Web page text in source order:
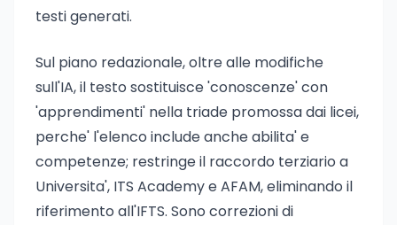
testi generati.
Sul piano redazionale, oltre alle modifiche
sull'IA, il testo sostituisce 'conoscenze' con
'apprendimenti' nella triade promossa dai licei,
perche' l'elenco include anche abilita' e
competenze; restringe il raccordo terziario a
Universita', ITS Academy e AFAM, eliminando il
riferimento all'IFTS. Sono correzioni di